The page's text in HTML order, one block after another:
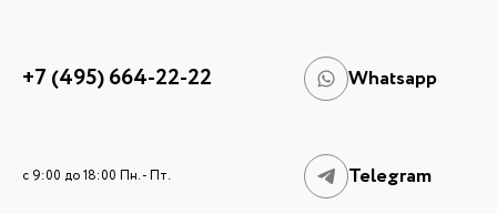
+7 (495) 664-22-22 Whatsapp
c 9:00 до 18:00 Пн. - Пт. Telegram